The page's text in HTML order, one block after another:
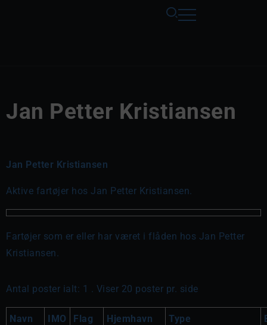
Jan Petter Kristiansen
Jan Petter Kristiansen
Aktive fartøjer hos Jan Petter Kristiansen.
Fartøjer som er eller har været i flåden hos Jan Petter
Kristiansen.
Antal poster ialt: 1 . Viser 20 poster pr. side
Navn IMO Flag Hjemhavn Type